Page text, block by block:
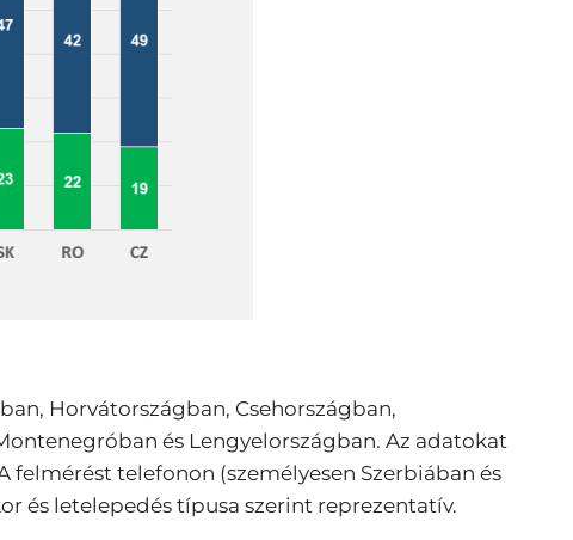
Horvátországban, Csehországban,
és Lengyelországban. Az adatokat
telefonon (személyesen Szerbiában és
és letelepedés típusa szerint reprezentatív.